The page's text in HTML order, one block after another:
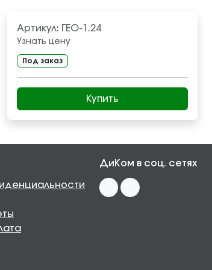
Артикул: ГЕО-1.24
Узнать цену
Под заказ
Купить
ДиКом в соц. сетях